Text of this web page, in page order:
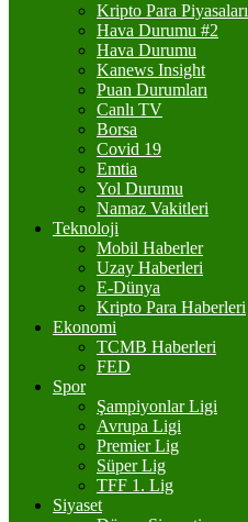
Kripto Para Piyasaları
Hava Durumu #2
Hava Durumu
Kanews Insight
Puan Durumları
Canlı TV
Borsa
Covid 19
Emtia
Yol Durumu
Namaz Vakitleri
Teknoloji
Mobil Haberler
Uzay Haberleri
E-Dünya
Kripto Para Haberleri
Ekonomi
TCMB Haberleri
FED
Spor
Şampiyonlar Ligi
Avrupa Ligi
Premier Lig
Süper Lig
TFF 1. Lig
Siyaset